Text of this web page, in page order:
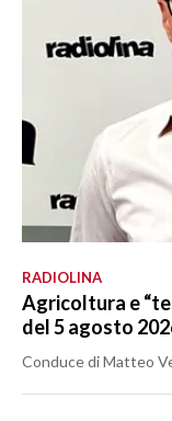
RADIOLINA
Agricoltura e
del 5 agosto
Conduce di Matteo